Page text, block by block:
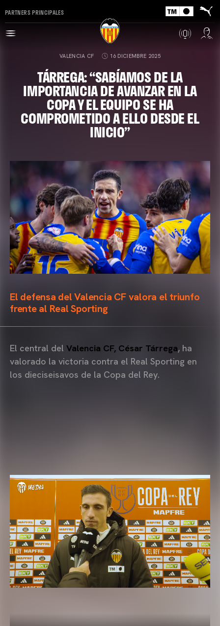
PARTNERS PRINCIPALES
VALENCIA CF 16 DICIEMBRE 2025
TÁRREGA: “SABÍAMOS DE LA
IMPORTANCIA DE AVANZAR EN LA
COPA Y EL EQUIPO SE HA
COMPROMETIDO A ELLO DESDE EL
INICIO”
El defensa del Valencia CF valora el triunfo
frente al Real Sporting
El central del Valencia CF, César Tárrega, ha
valorado la victoria contra el Real Sporting en
los dieciseisavos de la Copa del Rey.